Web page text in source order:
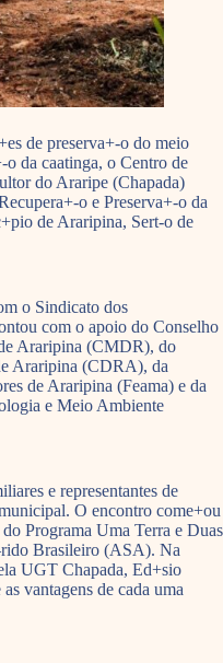
de preserva+-o do meio
o da caatinga, o Centro de
do Araripe (Chapada)
o e Preserva+-o da
de Araripina, Sert-o de
o Sindicato dos
com o apoio do Conselho
Araripina (CMDR), do
Araripina (CDRA), da
de Araripina (Feama) e da
e Meio Ambiente
e representantes de
O encontro come+ou
Programa Uma Terra e Duas
Brasileiro (ASA). Na
UGT Chapada, Ed+sio
vantagens de cada uma